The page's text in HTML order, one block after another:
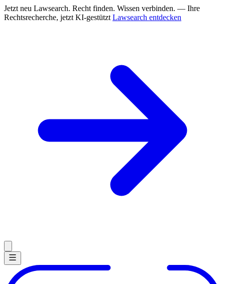
Jetzt neu Lawsearch. Recht finden. Wissen verbinden. — Ihre
Rechtsrecherche, jetzt KI-gestützt Lawsearch entdecken